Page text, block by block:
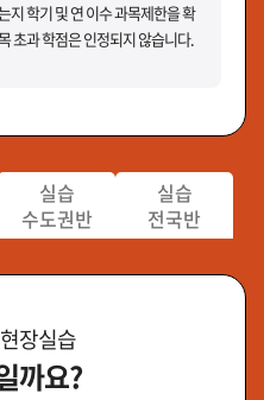
지 학기 및 연 이수 과목제한을 확
초과 학점은 인정되지 않습니다.
실습
수도권반
실습
전국반
장실습
까요?